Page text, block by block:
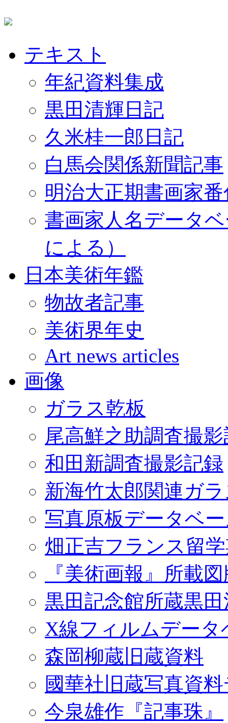
テキスト
年紀資料集成
黒田清輝日記
久米桂一郎日記
白馬会関係新聞記事
明治大正期書画家
書画家人名データ
による）
日本美術年鑑
物故者記事
美術界年史
Art news articles
画像
ガラス乾板
尾高鮮之助調査撮
和田新調査撮影記録
新海竹太郎関連ガ
写真原板データベ
畑正吉フランス留
『美術画報』所載
黒田記念館所蔵黒
X線フィルムデータ
森岡柳蔵旧蔵資料
國華社旧蔵写真資
今泉雄作『記事珠』